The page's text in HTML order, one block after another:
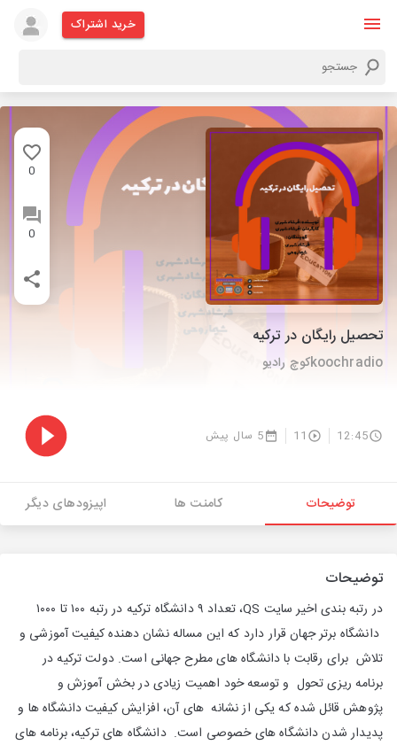
خرید اشتراک
0
0
تحصیل رایگان در ترکیه
koochradioکوچ رادیو
12:45
11 5 سال پیش
توضیحات کامنت ها اپیزودهای دیگر
توضیحات
در رتبه بندی اخیر سایت QS، تعداد ۹ دانشگاه ترکیه در رتبه ۱۰۰ تا ۱۰۰۰
دانشگاه برتر جهان قرار دارد که این مساله نشان دهنده کیفیت آموزشی و
تلاش برای رقابت با دانشگاه های مطرح جهانی است. دولت ترکیه در
برنامه ریزی تحول و توسعه خود اهمیت زیادی در بخش آموزش و
پژوهش قائل شده که یکی از نشانه های آن، افزایش کیفیت دانشگاه ها و
پدیدار شدن دانشگاه های خصوصی است. دانشگاه های ترکیه، برنامه های